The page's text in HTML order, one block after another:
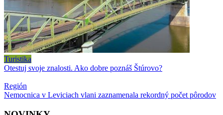
Turistika
Otestuj svoje znalosti. Ako dobre poznáš Štúrovo?
Región
Nemocnica v Leviciach vlani zaznamenala rekordný počet pôrodov